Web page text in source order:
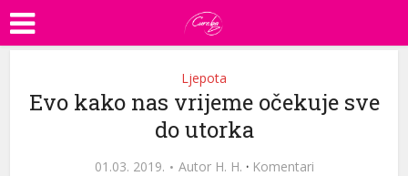
Ljepota
Evo kako nas vrijeme očekuje sve
do utorka
01.03. 2019. Autor H. H. · Komentari